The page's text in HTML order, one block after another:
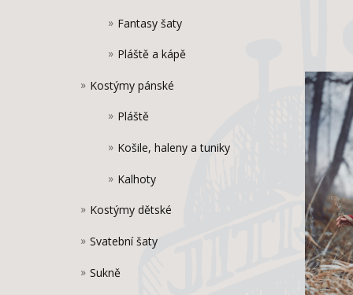
Fantasy šaty
Pláště a kápě
Kostýmy pánské
Pláště
Košile, haleny a tuniky
Kalhoty
Kostýmy dětské
Svatební šaty
Sukně